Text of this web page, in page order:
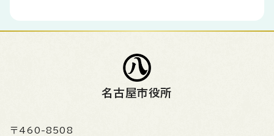
名古屋市役所
〒460-8508